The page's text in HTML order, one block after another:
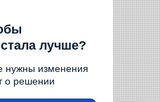
лучше?
нужны изменения
о решении